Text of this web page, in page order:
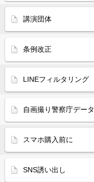
講演団体
条例改正
LINEフィルタリング
自画撮り警察庁データ
スマホ購入前に
SNS誘い出し